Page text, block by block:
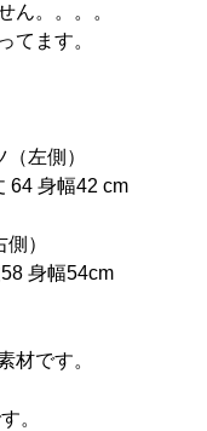
ん。。。。
てます。
左側）
64 身幅42 cm
）
身幅54cm
材です。
。